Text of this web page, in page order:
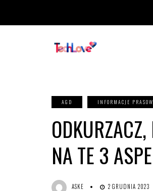
AGD INFORMACJE
NA TE 3
ASKE 2 GRUDNIA 2023